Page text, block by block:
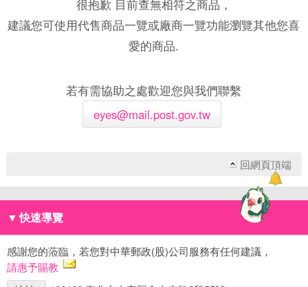
很抱歉 目前查無相符之商品，
建議您可使用代售商品一覽或廠商一覽功能瀏覽其他您喜
愛的商品.
若有需協助之處歡迎您與我們聯繫
eyes@mail.post.gov.tw
回網頁頂端
▼ 快速導覽
感謝您的蒞臨，若您對中華郵政(股)公司服務有任何建議，
請惠予賜教